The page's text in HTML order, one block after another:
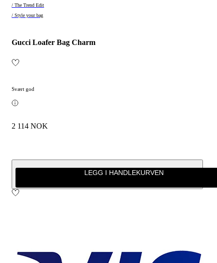
/ The Trend Edit
/ Style your bag
Gucci Loafer Bag Charm
Svært god
2 114 NOK
LEGG I HANDLEKURVEN